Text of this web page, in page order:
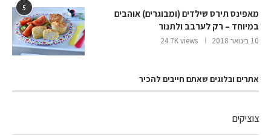
5
מאפינס תירס שילדים (ומבוגרים) אוהבים
במיוחד – רק לערבב ולתנור
10 בינואר 2018 24.7K views
אתרים ובלוגים שאתם חייבים להכיר
צוציקים